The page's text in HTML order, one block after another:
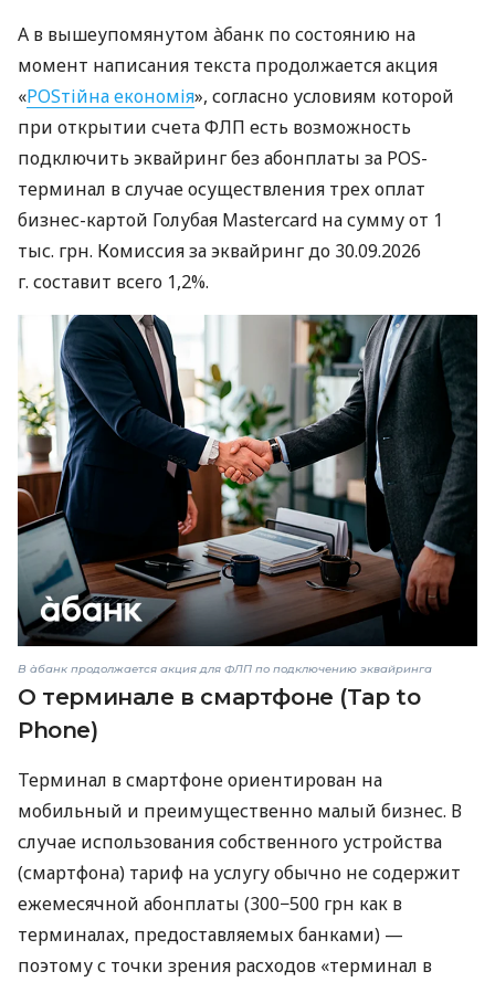
А в вышеупомянутом àбанк по состоянию на
момент написания текста продолжается акция
«POSтійна економія», согласно условиям которой
при открытии счета ФЛП есть возможность
подключить эквайринг без абонплаты за POS-
терминал в случае осуществления трех оплат
бизнес-картой Голубая Mastercard на сумму от 1
тыс. грн. Комиссия за эквайринг до 30.09.2026
г. составит всего 1,2%.
В àбанк продолжается акция для ФЛП по подключению эквайринга
О терминале в смартфоне (Tap to
Phone)
Терминал в смартфоне ориентирован на
мобильный и преимущественно малый бизнес. В
случае использования собственного устройства
(смартфона) тариф на услугу обычно не содержит
ежемесячной абонплаты (300−500 грн как в
терминалах, предоставляемых банками) —
поэтому с точки зрения расходов «терминал в